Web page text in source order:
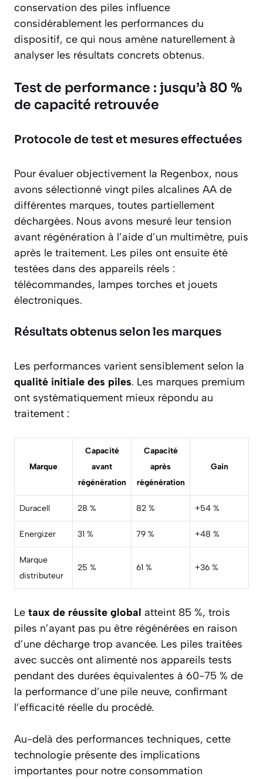
conservation des piles influence
considérablement les performances du
dispositif, ce qui nous amène naturellement à
analyser les résultats concrets obtenus.
Test de performance : jusqu’à 80 %
de capacité retrouvée
Protocole de test et mesures effectuées
Pour évaluer objectivement la Regenbox, nous
avons sélectionné vingt piles alcalines AA de
différentes marques, toutes partiellement
déchargées. Nous avons mesuré leur tension
avant régénération à l’aide d’un multimètre, puis
après le traitement. Les piles ont ensuite été
testées dans des appareils réels :
télécommandes, lampes torches et jouets
électroniques.
Résultats obtenus selon les marques
Les performances varient sensiblement selon la
qualité initiale des piles. Les marques premium
ont systématiquement mieux répondu au
traitement :
Marque
Capacité
avant
régénération
Capacité
après
régénération
Gain
Duracell 28 % 82 % +54 %
Energizer 31 % 79 % +48 %
Marque
distributeur
25 % 61 % +36 %
Le taux de réussite global atteint 85 %, trois
piles n’ayant pas pu être régénérées en raison
d’une décharge trop avancée. Les piles traitées
avec succès ont alimenté nos appareils tests
pendant des durées équivalentes à 60-75 % de
la performance d’une pile neuve, confirmant
l’efficacité réelle du procédé.
Au-delà des performances techniques, cette
technologie présente des implications
importantes pour notre consommation